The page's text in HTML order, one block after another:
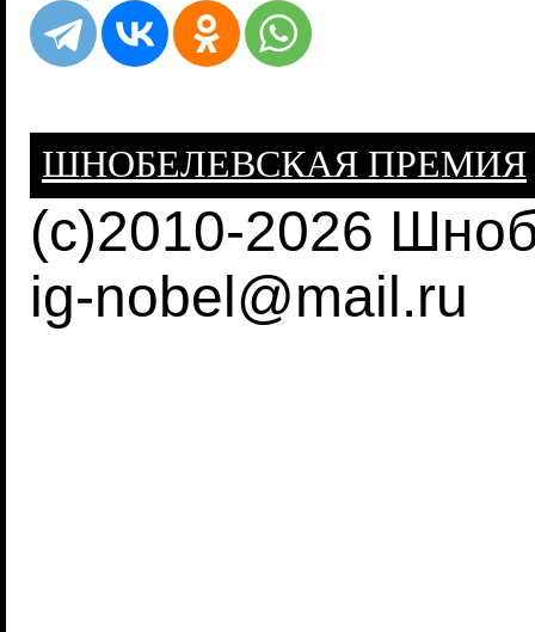
ШНОБЕЛЕВСКАЯ ПРЕМИЯ
(c)2010-2026
ig-nobel@mail.ru